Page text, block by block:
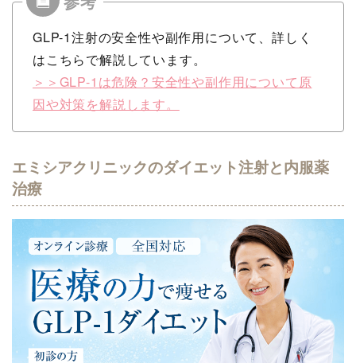
GLP-1注射の安全性や副作用について、詳しく
はこちらで解説しています。
＞＞GLP-1は危険？安全性や副作用について原
因や対策を解説します。
エミシアクリニックのダイエット注射と内服薬
治療